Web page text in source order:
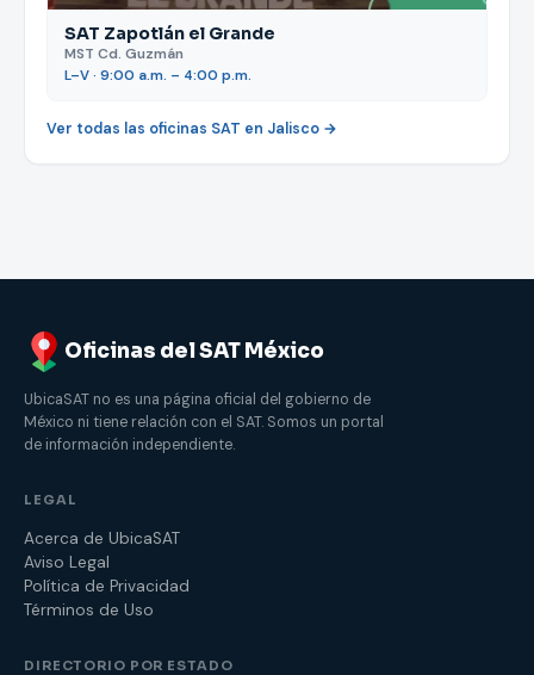
SAT Zapotlán el Grande
MST Cd. Guzmán
L–V · 9:00 a.m. – 4:00 p.m.
Ver todas las oficinas SAT en Jalisco →
Oficinas del SAT México
UbicaSAT no es una página oficial del gobierno de
México ni tiene relación con el SAT. Somos un portal
de información independiente.
LEGAL
Acerca de UbicaSAT
Aviso Legal
Política de Privacidad
Términos de Uso
DIRECTORIO POR ESTADO